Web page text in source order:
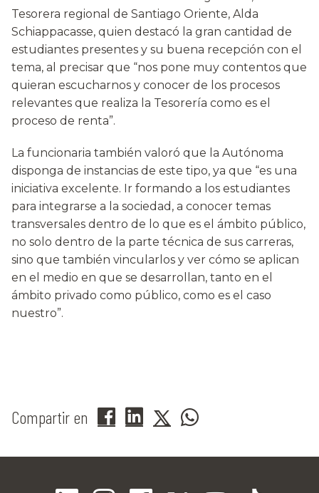
Tesorera regional de Santiago Oriente, Alda
Schiappacasse, quien destacó la gran cantidad de
estudiantes presentes y su buena recepción con el
tema, al precisar que “nos pone muy contentos que
quieran escucharnos y conocer de los procesos
relevantes que realiza la Tesorería como es el
proceso de renta”.
La funcionaria también valoró que la Autónoma
disponga de instancias de este tipo, ya que “es una
iniciativa excelente. Ir formando a los estudiantes
para integrarse a la sociedad, a conocer temas
transversales dentro de lo que es el ámbito público,
no solo dentro de la parte técnica de sus carreras,
sino que también vincularlos y ver cómo se aplican
en el medio en que se desarrollan, tanto en el
ámbito privado como público, como es el caso
nuestro”.
Compartir en